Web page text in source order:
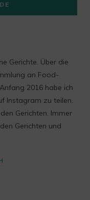
Gerichte. Über die
an Food-
2016 habe ich
Instagram zu teilen.
Gerichten. Immer
Gerichten und